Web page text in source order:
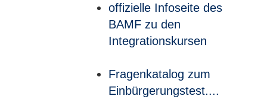
offizielle Infoseite des
BAMF zu den
Integrationskursen
Fragenkatalog zum
Einbürgerungstest....